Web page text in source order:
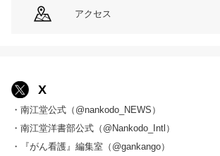
アクセス
X
・南江堂公式（@nankodo_NEWS）
・南江堂洋書部公式（@Nankodo_Intl）
・『がん看護』編集室（@gankango）